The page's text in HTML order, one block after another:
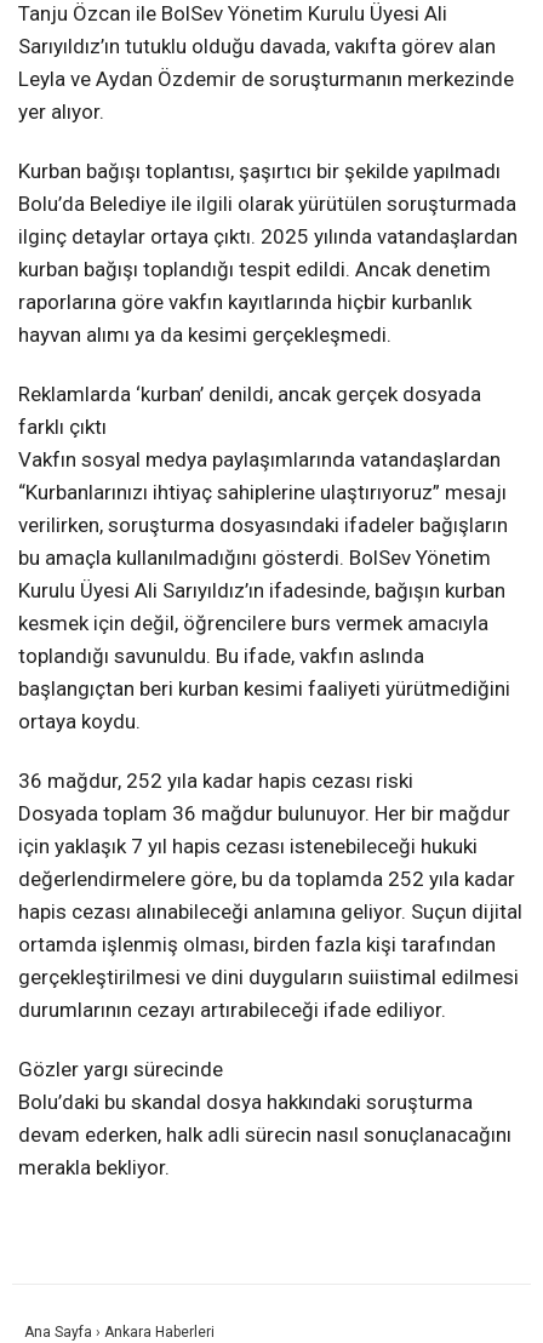
Tanju Özcan ile BolSev Yönetim Kurulu Üyesi Ali
Sarıyıldız’ın tutuklu olduğu davada, vakıfta görev alan
Leyla ve Aydan Özdemir de soruşturmanın merkezinde
yer alıyor.
Kurban bağışı toplantısı, şaşırtıcı bir şekilde yapılmadı
Bolu’da Belediye ile ilgili olarak yürütülen soruşturmada
ilginç detaylar ortaya çıktı. 2025 yılında vatandaşlardan
kurban bağışı toplandığı tespit edildi. Ancak denetim
raporlarına göre vakfın kayıtlarında hiçbir kurbanlık
hayvan alımı ya da kesimi gerçekleşmedi.
Reklamlarda ‘kurban’ denildi, ancak gerçek dosyada
farklı çıktı
Vakfın sosyal medya paylaşımlarında vatandaşlardan
“Kurbanlarınızı ihtiyaç sahiplerine ulaştırıyoruz” mesajı
verilirken, soruşturma dosyasındaki ifadeler bağışların
bu amaçla kullanılmadığını gösterdi. BolSev Yönetim
Kurulu Üyesi Ali Sarıyıldız’ın ifadesinde, bağışın kurban
kesmek için değil, öğrencilere burs vermek amacıyla
toplandığı savunuldu. Bu ifade, vakfın aslında
başlangıçtan beri kurban kesimi faaliyeti yürütmediğini
ortaya koydu.
36 mağdur, 252 yıla kadar hapis cezası riski
Dosyada toplam 36 mağdur bulunuyor. Her bir mağdur
için yaklaşık 7 yıl hapis cezası istenebileceği hukuki
değerlendirmelere göre, bu da toplamda 252 yıla kadar
hapis cezası alınabileceği anlamına geliyor. Suçun dijital
ortamda işlenmiş olması, birden fazla kişi tarafından
gerçekleştirilmesi ve dini duyguların suiistimal edilmesi
durumlarının cezayı artırabileceği ifade ediliyor.
Gözler yargı sürecinde
Bolu’daki bu skandal dosya hakkındaki soruşturma
devam ederken, halk adli sürecin nasıl sonuçlanacağını
merakla bekliyor.
Ana Sayfa › Ankara Haberleri